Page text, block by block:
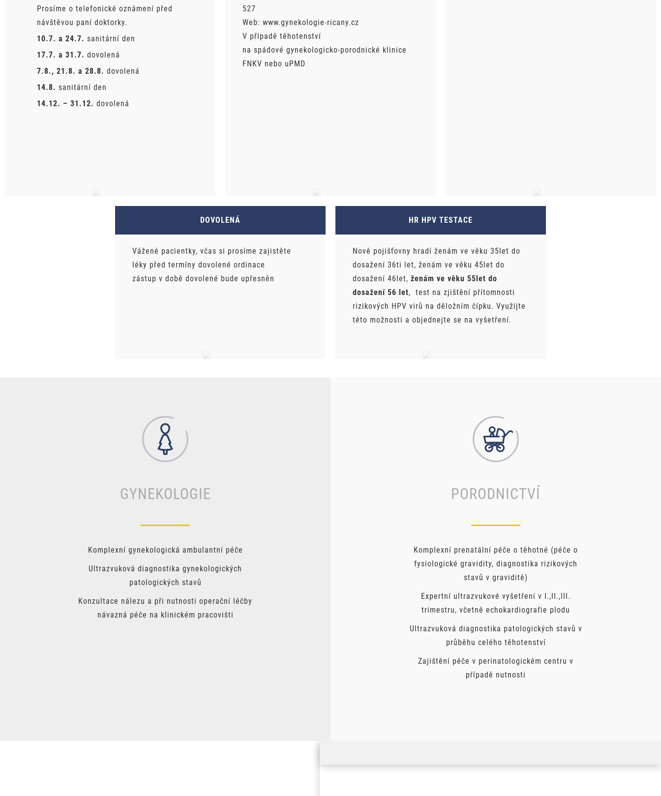
Prosíme o telefonické oznámení před
návštěvou paní doktorky.
10.7. a 24.7. sanitární den
17.7. a 31.7. dovolená
7.8., 21.8. a 28.8. dovolená
14.8. sanitární den
14.12. – 31.12. dovolená
527
Web: www.gynekologie-ricany.cz
V případě těhotenství
na spádové gynekologicko-porodnické klinice
FNKV nebo uPMD
DOVOLENÁ
Vážené pacientky, včas si prosíme zajistěte
léky před termíny dovolené ordinace
zástup v době dovolené bude upřesněn
HR HPV TESTACE
Nově pojišťovny hradí ženám ve věku 35let do
dosažení 36ti let, ženám ve věku 45let do
dosažení 46let, ženám ve věku 55let do
dosažení 56 let, test na zjištění přítomnosti
rizikových HPV virů na děložním čípku. Využijte
této možnosti a objednejte se na vyšetření.
GYNEKOLOGIE
Komplexní gynekologická ambulantní péče
Ultrazvuková diagnostika gynekologických
patologických stavů
Konzultace nálezu a při nutnosti operační léčby
návazná péče na klinickém pracovišti
PORODNICTVÍ
Komplexní prenatální péče o těhotné (péče o
fysiologické gravidity, diagnostika rizikových
stavů v graviditě)
Expertní ultrazvukové vyšetření v I.,II.,III.
trimestru, včetně echokardiografie plodu
Ultrazvuková diagnostika patologických stavů v
průběhu celého těhotenství
Zajištění péče v perinatologickém centru v
případě nutnosti